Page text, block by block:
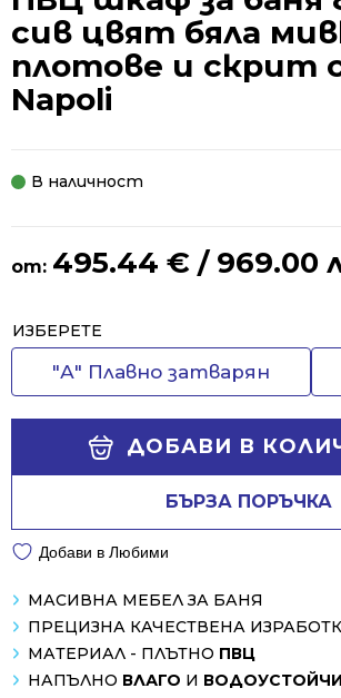
сив цвят бяла
плотове и скрит
Napoli
В наличност
от: 495.44 € / 969.00
ИЗБЕРЕТЕ
"А" Плавно затварян
ДОБАВИ В
БЪРЗА ПОРЪЧКА
Alternative:
Добави в Любими
МАСИВНА МЕБЕЛ ЗА БАНЯ
ПРЕЦИЗНА КАЧЕСТВЕНА
МАТЕРИАЛ - ПЛЪТНО ПВЦ
НАПЪЛНО ВЛАГО И